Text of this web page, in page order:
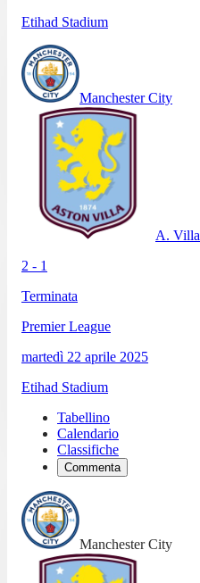
Etihad Stadium
Manchester City
A. Villa
2 - 1
Terminata
Premier League
martedì 22 aprile 2025
Etihad Stadium
Tabellino
Calendario
Classifiche
Commenta
Manchester City